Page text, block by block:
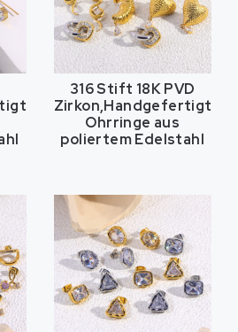
316 Stift 18K PVD
Zirkon,Handgefertigte
Ohrringe aus
poliertem Edelstahl